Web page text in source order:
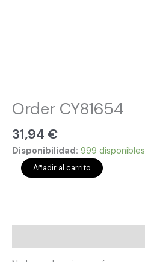
Order CY81654
31,94 €
Disponibilidad: 999 disponibles
Añadir al carrito